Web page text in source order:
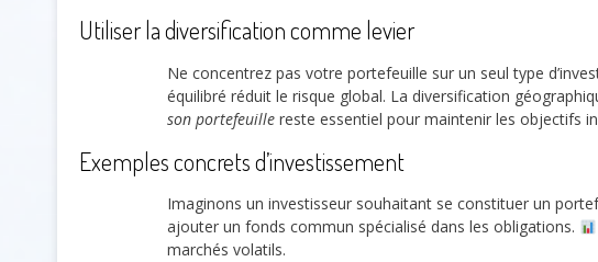
Utiliser la diversification comme levier
Ne concentrez pas votre portefeuille sur un seul type
équilibré réduit le risque global. La diversification
son portefeuille reste essentiel pour maintenir les objectifs
Exemples concrets d’investissement
Imaginons un investisseur souhaitant se constituer un
ajouter un fonds commun spécialisé dans les obligations.
marchés volatils.